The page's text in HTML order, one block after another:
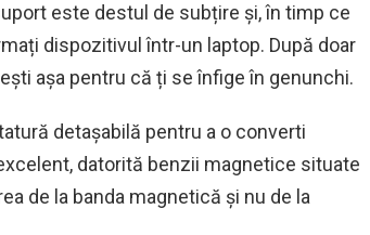
este destul de subțire și, în timp ce
dispozitivul într-un laptop. După doar
așa pentru că ți se înfige în genunchi.
detașabilă pentru a o converti
datorită benzii magnetice situate
de la banda magnetică și nu de la